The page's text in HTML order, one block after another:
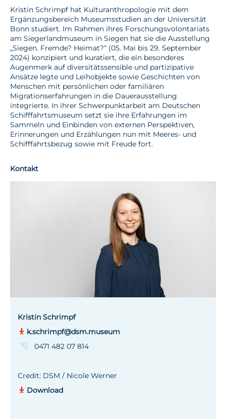
Kristin Schrimpf hat Kulturanthropologie mit dem
Ergänzungsbereich Museumsstudien an der Universität
Bonn studiert. Im Rahmen ihres Forschungsvolontariats
am Siegerlandmuseum in Siegen hat sie die Ausstellung
„Siegen. Fremde? Heimat?“ (05. Mai bis 29. September
2024) konzipiert und kuratiert, die ein besonderes
Augenmerk auf diversitätssensible und partizipative
Ansätze legte und Leihobjekte sowie Geschichten von
Menschen mit persönlichen oder familiären
Migrationserfahrungen in die Dauerausstellung
integrierte. In ihrer Schwerpunktarbeit am Deutschen
Schifffahrtsmuseum setzt sie ihre Erfahrungen im
Sammeln und Einbinden von externen Perspektiven,
Erinnerungen und Erzählungen nun mit Meeres- und
Schifffahrtsbezug sowie mit Freude fort.
Kontakt
Kristin Schrimpf
k.schrimpf@dsm.museum
0471 482 07 814
Credit: DSM / Nicole Werner
Download